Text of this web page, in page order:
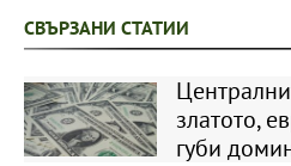
СВЪРЗАНИ СТАТИИ
златото,
губи